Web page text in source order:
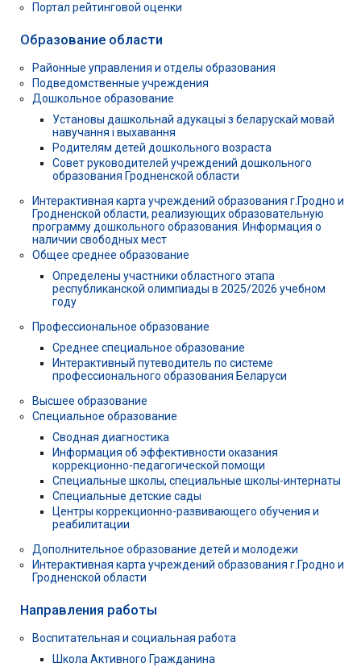
Портал рейтинговой оценки
Образование области
Районные управления и отделы образования
Подведомственные учреждения
Дошкольное образование
Установы дашкольнай адукацыі з беларускай мовай
навучання і выхавання
Родителям детей дошкольного возраста
Совет руководителей учреждений дошкольного
образования Гродненской области
Интерактивная карта учреждений образования г.Гродно и
Гродненской области, реализующих образовательную
программу дошкольного образования. Информация о
наличии свободных мест
Общее среднее образование
Определены участники областного этапа
республиканской олимпиады в 2025/2026 учебном
году
Профессиональное образование
Среднее специальное образование
Интерактивный путеводитель по системе
профессионального образования Беларуси
Высшее образование
Специальное образование
Сводная диагностика
Информация об эффективности оказания
коррекционно-педагогической помощи
Специальные школы, специальные школы-интернаты
Специальные детские сады
Центры коррекционно-развивающего обучения и
реабилитации
Дополнительное образование детей и молодежи
Интерактивная карта учреждений образования г.Гродно и
Гродненской области
Направления работы
Воспитательная и социальная работа
Школа Активного Гражданина